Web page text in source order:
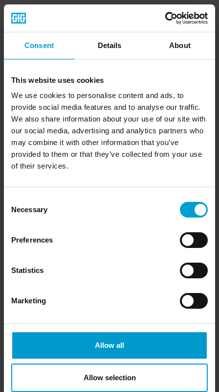
Consent Details About
This website uses cookies
We use cookies to personalise content and ads, to
provide social media features and to analyse our traffic.
We also share information about your use of our site with
our social media, advertising and analytics partners who
may combine it with other information that you’ve
provided to them or that they’ve collected from your use
of their services.
Selection
Necessary
Preferences
Statistics
Marketing
Allow all
Allow selection
Stroomvoorziening en oplaadfunctie (optioneel)
De teststations worden gevoed via een externe 12 volt
uitgeschakeld gasdetectietoestel in het teststation wordt
geplaatst, start het oplaadproces automatisch. Zodra het
druppellading om de batterij te sparen. Voor de
autolaadadapter nodig.
Uitrusting en toebehoren
Een gasbemonsteringsfitting (optioneel) moet worden